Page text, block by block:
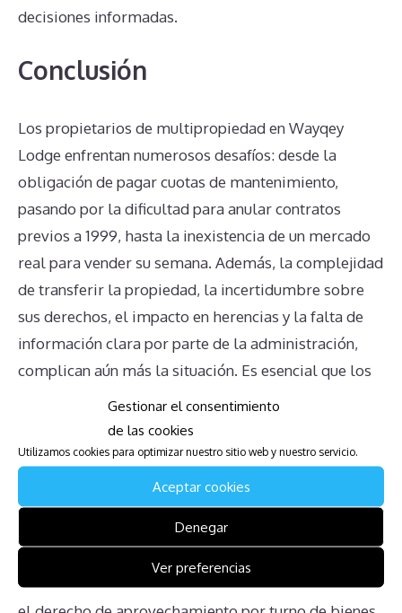
Gestionar el consentimiento
de las cookies
Utilizamos cookies para optimizar nuestro sitio web y nuestro servicio.
Aceptar cookies
Denegar
Ver preferencias
decisiones informadas.
Conclusión
Los propietarios de multipropiedad en Wayqey
Lodge enfrentan numerosos desafíos: desde la
obligación de pagar cuotas de mantenimiento,
pasando por la dificultad para anular contratos
previos a 1999, hasta la inexistencia de un mercado
real para vender su semana. Además, la complejidad
de transferir la propiedad, la incertidumbre sobre
sus derechos, el impacto en herencias y la falta de
información clara por parte de la administración,
complican aún más la situación. Es esencial que los
multipropietarios se informen y obtengan la ayuda
necesaria para gestionar sus compromisos
adecuadamente.
Descarga la Guía para Afectados
de Wayqey Lodge
Ponemos a vuestra disposición guía de cómo anular